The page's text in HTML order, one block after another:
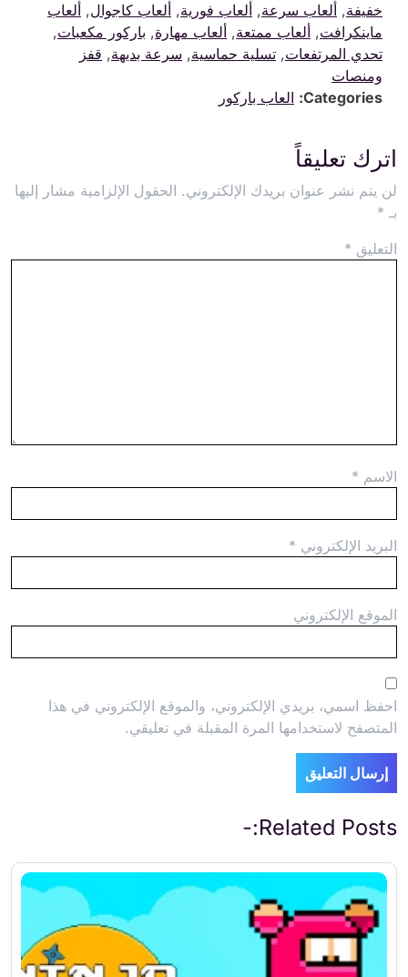
خفيفة, ألعاب سرعة, ألعاب فورية, ألعاب كاجوال, ألعاب
ماينكرافت, ألعاب ممتعة, ألعاب مهارة, باركور مكعبات,
تحدي المرتفعات, تسلية حماسية, سرعة بديهة, قفز
ومنصات
Categories: العاب باركور
اترك تعليقاً
لن يتم نشر عنوان بريدك الإلكتروني. الحقول الإلزامية مشار إليها
بـ *
التعليق *
الاسم *
البريد الإلكتروني *
الموقع الإلكتروني
احفظ اسمي، بريدي الإلكتروني، والموقع الإلكتروني في هذا
المتصفح لاستخدامها المرة المقبلة في تعليقي.
Related Posts:-